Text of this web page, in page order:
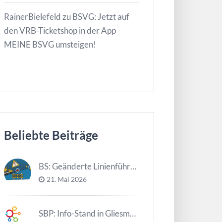
RainerBielefeld zuBSVG: Jetzt auf
den VRB-Ticketshop in der App
MEINE BSVG umsteigen!
Beliebte Beiträge
BS: Geänderte Linienführung Tag d. NDS
21. Mai 2026
SBP: Info-Stand in Gliesmarode am 2. Juni und 23. Juni